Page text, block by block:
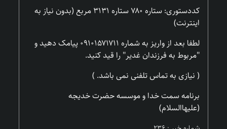
کددستوری: ستاره ۷۸۰ ستاره ۳۱۳۱ مربع (بدون نیاز به
اینترنت)
لطفا بعد از واریز به شماره ۰۹۱۰۱۵۷۱۷۱۱ پیامک دهید و
"مربوط به فرزندان غدیر" را قید کنید.
( نیازی به تماس تلفنی نمی باشد. )
برنامه سمت خدا و موسسه حضرت خدیجه
(علیهاالسلام)